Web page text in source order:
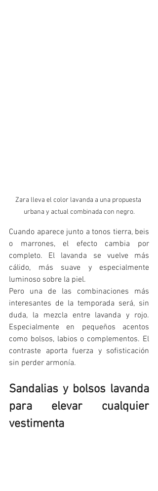
Zara lleva el color lavanda a una propuesta
urbana y actual combinada con negro.
Cuando aparece junto a tonos tierra, beis
o marrones, el efecto cambia por
completo. El lavanda se vuelve más
cálido, más suave y especialmente
luminoso sobre la piel.
Pero una de las combinaciones más
interesantes de la temporada será, sin
duda, la mezcla entre lavanda y rojo.
Especialmente en pequeños acentos
como bolsos, labios o complementos. El
contraste aporta fuerza y sofisticación
sin perder armonía.
Sandalias y bolsos lavanda
para elevar cualquier
vestimenta